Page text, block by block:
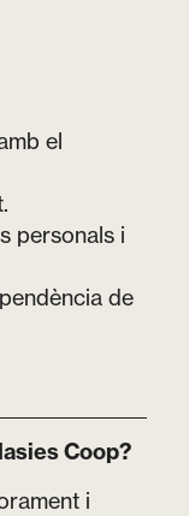
el
personals i
de
Coop?
i